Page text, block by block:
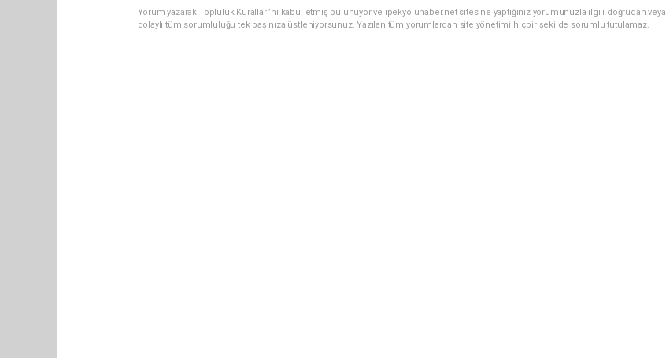
Yorum yazarak Topluluk Kuralları’nı kabul etmiş bulunuyor ve ipekyoluhaber.net sitesine yaptığınız yorumunuzla ilgili doğrudan veya
dolaylı tüm sorumluluğu tek başınıza üstleniyorsunuz. Yazılan tüm yorumlardan site yönetimi hiçbir şekilde sorumlu tutulamaz.